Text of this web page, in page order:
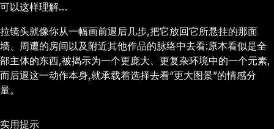
可以这样理解…
拉镜头就像你从一幅画前退后几步,把它放回它所悬挂的那面
墙、周遭的房间以及附近其他作品的脉络中去看:原本看似是全
部主体的东西,被揭示为一个更庞大、更复杂环境中的一个元素,
而后退这一动作本身,就承载着选择去看“更大图景”的情感分
量。
实用提示